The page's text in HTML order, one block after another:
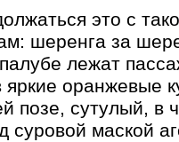
это с
шеренга за
лежат
оранжевые
позе, сутулый, в
суровой маской